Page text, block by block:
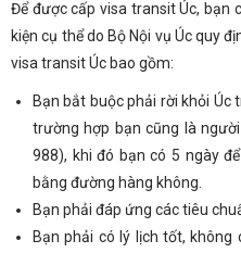
Để được cấp visa transit Úc, bạn
kiện cụ thể do Bộ Nội vụ Úc quy
visa transit Úc bao gồm:
Bạn bắt buộc phải rời khỏi Úc
trường hợp bạn cũng là
988), khi đó bạn có 5 ngày
bằng đường hàng không.
Bạn phải đáp ứng các tiêu
Bạn phải có lý lịch tốt, không